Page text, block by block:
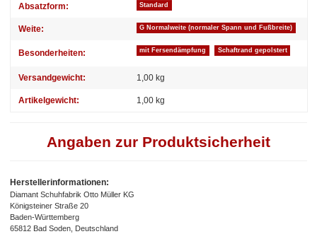
Absatzform: Standard
Weite: G Normalweite (normaler Spann und Fußbreite)
Besonderheiten: mit Fersendämpfung Schaftrand gepolstert
Versandgewicht: 1,00 kg
Artikelgewicht: 1,00 kg
Angaben zur Produktsicherheit
Herstellerinformationen:
Diamant Schuhfabrik Otto Müller KG
Königsteiner Straße 20
Baden-Württemberg
65812 Bad Soden, Deutschland